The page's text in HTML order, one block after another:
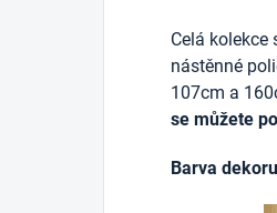
Celá
nástěnné
107cm a
se můžete
Barva